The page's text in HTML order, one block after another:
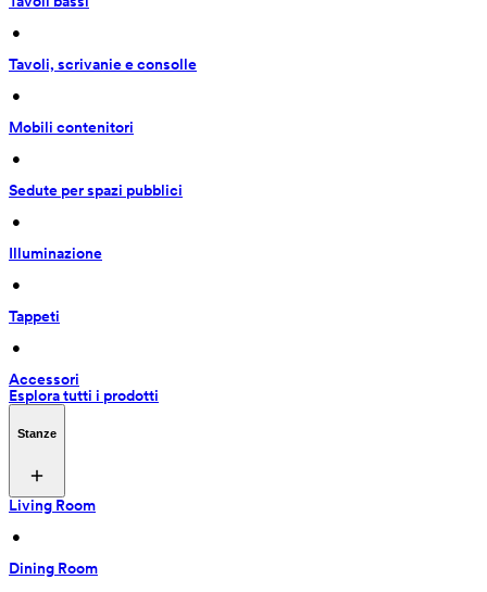
•
Tavoli, scrivanie e consolle
•
Mobili contenitori
•
Sedute per spazi pubblici
•
Illuminazione
•
Tappeti
•
Accessori
Esplora tutti i prodotti
Stanze
Living Room
•
Dining Room